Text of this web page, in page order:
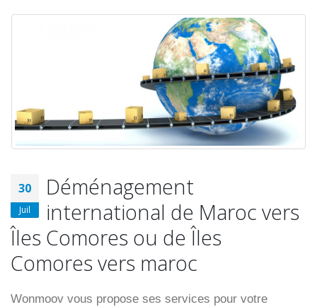
30
Juil
Déménagement
international de Maroc vers
Îles Comores ou de Îles
Comores vers maroc
Wonmoov vous propose ses services pour votre